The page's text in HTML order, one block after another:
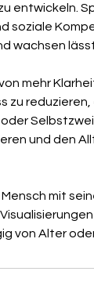
entwickeln.
soziale
wachsen
mehr
zu
und den
mit
von Alter